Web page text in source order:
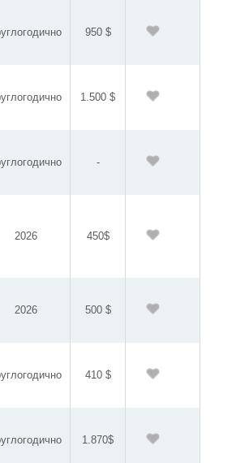
950 $
1.500 $
-
2026 450$
2026 500 $
410 $
1.870$